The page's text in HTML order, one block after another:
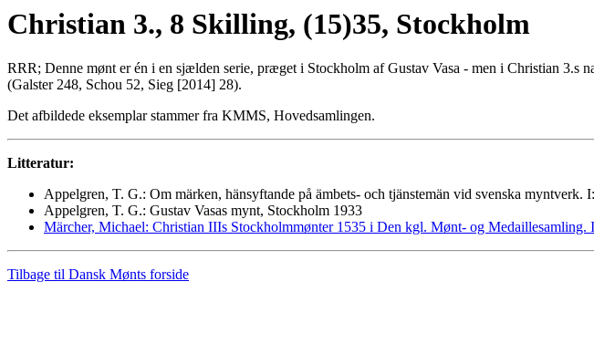
Christian 3., 8 Skilling, (15)35, Stockholm
RRR; Denne mønt er én i en sjælden serie, præget i Stockholm af Gustav Vasa - men i Christian 3.s
(Galster 248, Schou 52, Sieg [2014] 28).
Det afbildede eksemplar stammer fra KMMS, Hovedsamlingen.
Litteratur:
Appelgren, T. G.: Om märken, hänsyftande på ämbets- och tjänstemän vid svenska
Appelgren, T. G.: Gustav Vasas mynt, Stockholm 1933
Märcher, Michael: Christian IIIs Stockholmmønter 1535 i Den kgl. Mønt- og
Tilbage til Dansk Mønts forside